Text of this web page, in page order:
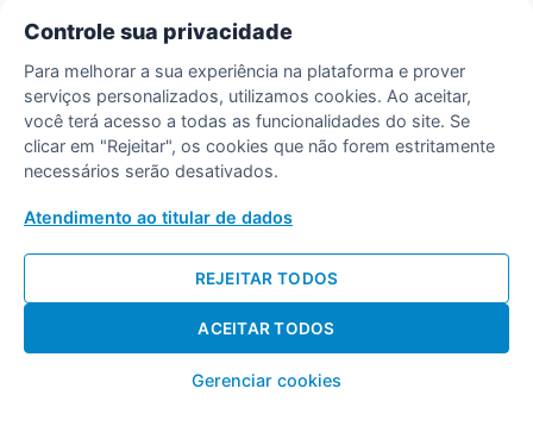
Desenvolvido por Diogo Soares
Controle sua privacidade
Para melhorar a sua experiência na plataforma e prover
serviços personalizados, utilizamos cookies. Ao aceitar,
você terá acesso a todas as funcionalidades do site. Se
clicar em "Rejeitar", os cookies que não forem estritamente
necessários serão desativados.
Atendimento ao titular de dados
Gerenciar cookies
REJEITAR TODOS
ACEITAR TODOS